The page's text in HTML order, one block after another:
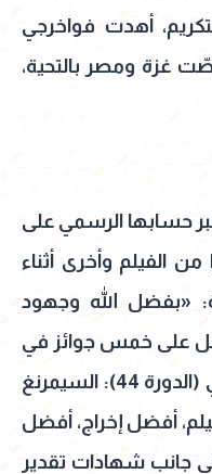
أهدت فواخرجي
غزة ومصر بالتحية،
حسابها الرسمي على
الفيلم وأخرى أثناء
«بفضل الله وجهود
على خمس جوائز في
مهرجان الفجر السينمائي الدولي (الدورة 44): السيمرنغ
أفضل إخراج، أفضل
جانب شهادات تقدير